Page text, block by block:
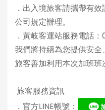
．出入境旅客請攜帶有
公司規定辦理。
．黃岐客運站服務電話
我們將持續為您提供安
旅客善加利用本次加班班
旅客服務資訊
．官方LINE帳號：